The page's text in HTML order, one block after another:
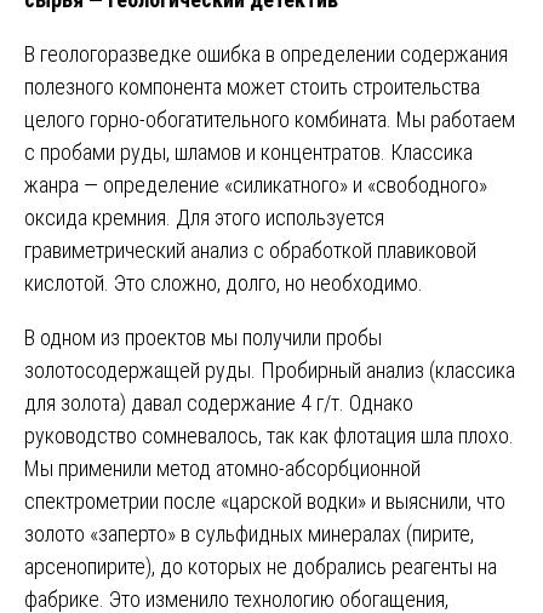
В геологоразведке ошибка в определении содержания
полезного компонента может стоить строительства
целого горно-обогатительного комбината. Мы работаем
с пробами руды, шламов и концентратов. Классика
жанра — определение «силикатного» и «свободного»
оксида кремния. Для этого используется
гравиметрический анализ с обработкой плавиковой
кислотой. Это сложно, долго, но необходимо.
В одном из проектов мы получили пробы
золотосодержащей руды. Пробирный анализ (классика
для золота) давал содержание 4 г/т. Однако
руководство сомневалось, так как флотация шла плохо.
Мы применили метод атомно-абсорбционной
спектрометрии после «царской водки» и выяснили, что
золото «заперто» в сульфидных минералах (пирите,
арсенопирите), до которых не добрались реагенты на
фабрике. Это изменило технологию обогащения,